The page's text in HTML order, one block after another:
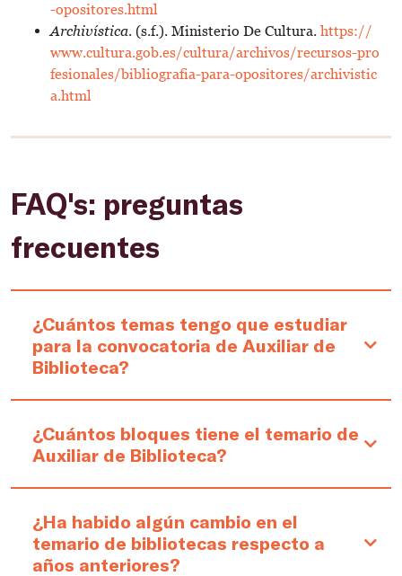
-opositores.html
Archivística. (s.f.). Ministerio De Cultura. https://
www.cultura.gob.es/cultura/archivos/recursos-pro
fesionales/bibliografia-para-opositores/archivistic
a.html
FAQ's: preguntas
frecuentes
¿Cuántos temas tengo que estudiar
para la convocatoria de Auxiliar de
Biblioteca?
¿Cuántos bloques tiene el temario de
Auxiliar de Biblioteca?
¿Ha habido algún cambio en el
temario de bibliotecas respecto a
años anteriores?